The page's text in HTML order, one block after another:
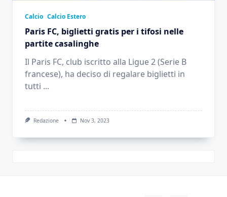
Calcio Calcio Estero
Paris FC, biglietti gratis per i tifosi nelle
partite casalinghe
Il Paris FC, club iscritto alla Ligue 2 (Serie B
francese), ha deciso di regalare biglietti in
tutti ...
Redazione Nov 3, 2023